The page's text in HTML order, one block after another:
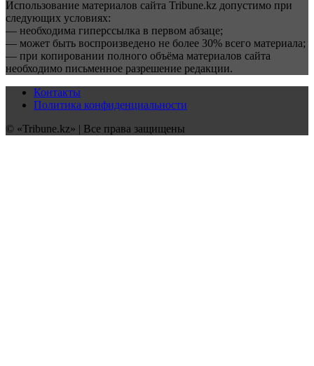
Использование материалов сайта Tribune.kz допустимо при
следующих условиях:
— необходима гиперссылка в первом абзаце;
— может быть воспроизведено не более 30% всего материала;
— при копировании полного объёма материалов сайта
необходимо письменное разрешение редакции.
Контакты
Политика конфиденциальности
© «Tribune.kz» | Все права защищены